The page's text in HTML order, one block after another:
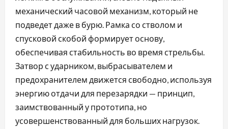
механический часовой механизм, который не
подведет даже в бурю. Рамка со стволом и
спусковой скобой формирует основу,
обеспечивая стабильность во время стрельбы.
Затвор с ударником, выбрасывателем и
предохранителем движется свободно, используя
энергию отдачи для перезарядки — принцип,
заимствованный у прототипа, но
усовершенствованный для больших нагрузок.